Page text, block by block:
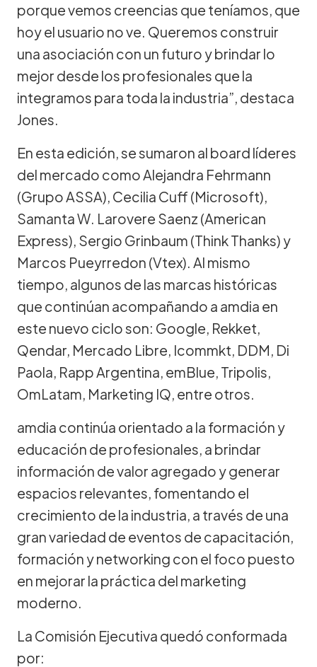
porque vemos creencias que teníamos, que
hoy el usuario no ve. Queremos construir
una asociación con un futuro y brindar lo
mejor desde los profesionales que la
integramos para toda la industria”, destaca
Jones.
En esta edición, se sumaron al board líderes
del mercado como Alejandra Fehrmann
(Grupo ASSA), Cecilia Cuff (Microsoft),
Samanta W. Larovere Saenz (American
Express), Sergio Grinbaum (Think Thanks) y
Marcos Pueyrredon (Vtex). Al mismo
tiempo, algunos de las marcas históricas
que continúan acompañando a amdia en
este nuevo ciclo son: Google, Rekket,
Qendar, Mercado Libre, Icommkt, DDM, Di
Paola, Rapp Argentina, emBlue, Tripolis,
OmLatam, Marketing IQ, entre otros.
amdia continúa orientado a la formación y
educación de profesionales, a brindar
información de valor agregado y generar
espacios relevantes, fomentando el
crecimiento de la industria, a través de una
gran variedad de eventos de capacitación,
formación y networking con el foco puesto
en mejorar la práctica del marketing
moderno.
La Comisión Ejecutiva quedó conformada
por: